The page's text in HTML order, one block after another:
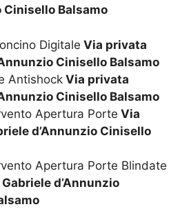
Cinisello Balsamo
Digitale Via privata
Cinisello Balsamo
Antishock Via privata
Cinisello Balsamo
Apertura Porte Via
d’Annunzio Cinisello
Apertura Porte Blindate
d’Annunzio